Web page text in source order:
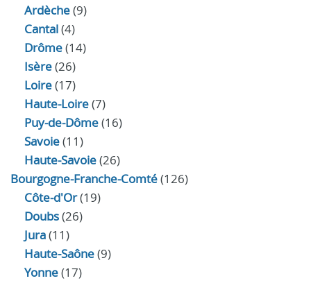
Ardèche(9)
Cantal(4)
Drôme(14)
Isère(26)
Loire(17)
Haute-Loire(7)
Puy-de-Dôme(16)
Savoie(11)
Haute-Savoie(26)
Bourgogne-Franche-Comté(126)
Côte-d'Or(19)
Doubs(26)
Jura(11)
Haute‑Saône(9)
Yonne(17)